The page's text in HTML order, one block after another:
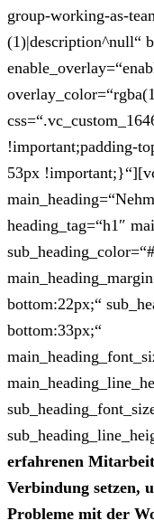
group-working-as-
(1)|description^null“
!important;padding-
53px
heading_tag=“h1″
bottom:22px;“
bottom:33px;“
erfahrenen
Verbindung setzen,
Probleme mit der